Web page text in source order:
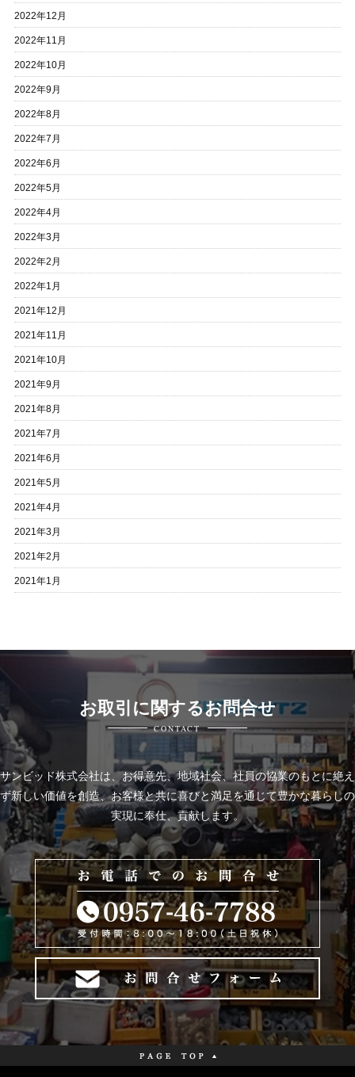
2022年12月
2022年11月
2022年10月
2022年9月
2022年8月
2022年7月
2022年6月
2022年5月
2022年4月
2022年3月
2022年2月
2022年1月
2021年12月
2021年11月
2021年10月
2021年9月
2021年8月
2021年7月
2021年6月
2021年5月
2021年4月
2021年3月
2021年2月
2021年1月
お取引に関するお問合せ
CONTACT
サンビッド株式会社は、お得意先、地域社会、社員の協業のもとに絶え
ず新しい価値を創造、お客様と共に喜びと満足を通じて豊かな暮らしの
実現に奉仕、貢献します。